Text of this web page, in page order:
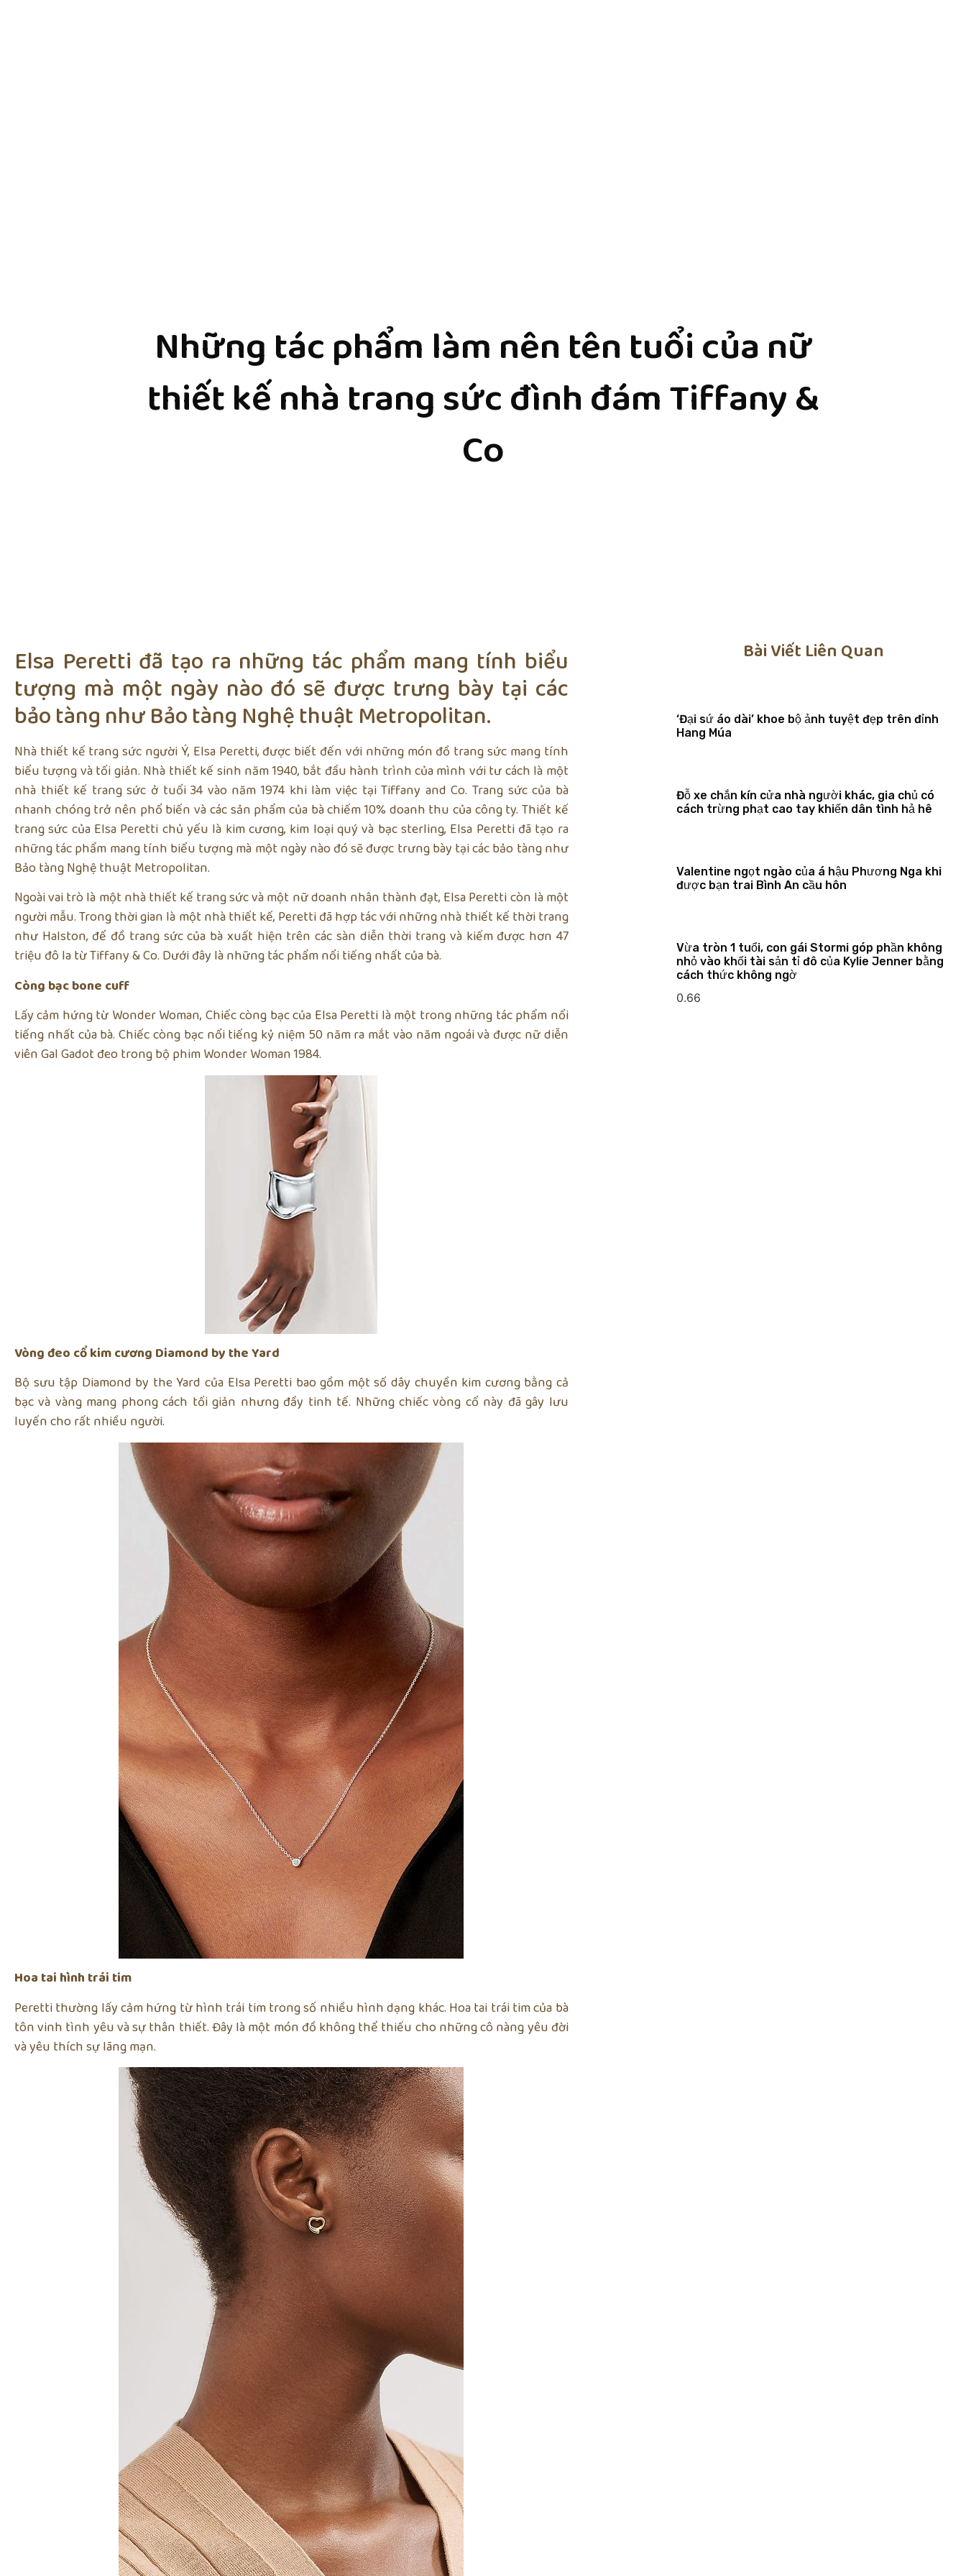
Những tác phẩm làm nên tên tuổi của nữ
thiết kế nhà trang sức đình đám Tiffany &
Co
Elsa Peretti đã tạo ra những tác phẩm mang tính biểu
tượng mà một ngày nào đó sẽ được trưng bày tại các
bảo tàng như Bảo tàng Nghệ thuật Metropolitan.
Nhà thiết kế trang sức người Ý, Elsa Peretti, được biết đến với những món đồ trang sức mang tính
biểu tượng và tối giản. Nhà thiết kế sinh năm 1940, bắt đầu hành trình của mình với tư cách là một
nhà thiết kế trang sức ở tuổi 34 vào năm 1974 khi làm việc tại Tiffany and Co. Trang sức của bà
nhanh chóng trở nên phổ biến và các sản phẩm của bà chiếm 10% doanh thu của công ty. Thiết kế
trang sức của Elsa Peretti chủ yếu là kim cương, kim loại quý và bạc sterling, Elsa Peretti đã tạo ra
những tác phẩm mang tính biểu tượng mà một ngày nào đó sẽ được trưng bày tại các bảo tàng như
Bảo tàng Nghệ thuật Metropolitan.
Ngoài vai trò là một nhà thiết kế trang sức và một nữ doanh nhân thành đạt, Elsa Peretti còn là một
người mẫu. Trong thời gian là một nhà thiết kế, Peretti đã hợp tác với những nhà thiết kế thời trang
như Halston, để đồ trang sức của bà xuất hiện trên các sàn diễn thời trang và kiếm được hơn 47
triệu đô la từ Tiffany & Co. Dưới đây là những tác phẩm nổi tiếng nhất của bà.
Còng bạc bone cuff
Lấy cảm hứng từ Wonder Woman, Chiếc còng bạc của Elsa Peretti là một trong những tác phẩm nổi
tiếng nhất của bà. Chiếc còng bạc nổi tiếng kỷ niệm 50 năm ra mắt vào năm ngoái và được nữ diễn
viên Gal Gadot đeo trong bộ phim Wonder Woman 1984.
Vòng đeo cổ kim cương Diamond by the Yard
Bộ sưu tập Diamond by the Yard của Elsa Peretti bao gồm một số dây chuyền kim cương bằng cả
bạc và vàng mang phong cách tối giản nhưng đầy tinh tế. Những chiếc vòng cổ này đã gây lưu
luyến cho rất nhiều người.
Hoa tai hình trái tim
Peretti thường lấy cảm hứng từ hình trái tim trong số nhiều hình dạng khác. Hoa tai trái tim của bà
tôn vinh tình yêu và sự thân thiết. Đây là một món đồ không thể thiếu cho những cô nàng yêu đời
và yêu thích sự lãng mạn.
Bài Viết Liên Quan
‘Đại sứ áo dài’ khoe bộ ảnh tuyệt đẹp trên đỉnh
Hang Múa
Đỗ xe chắn kín cửa nhà người khác, gia chủ có
cách trừng phạt cao tay khiến dân tình hả hê
Valentine ngọt ngào của á hậu Phương Nga khi
được bạn trai Bình An cầu hôn
Vừa tròn 1 tuổi, con gái Stormi góp phần không
nhỏ vào khối tài sản tỉ đô của Kylie Jenner bằng
cách thức không ngờ